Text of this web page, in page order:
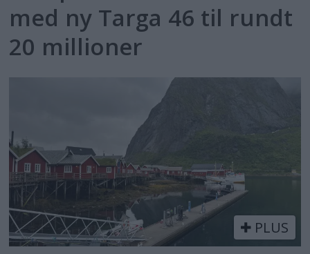
med ny Targa 46 til rundt
20 millioner
PLUS